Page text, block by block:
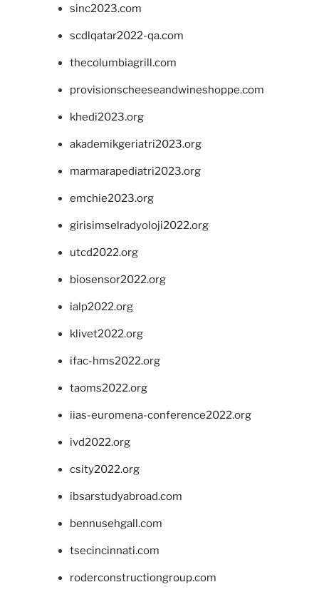
sinc2023.com
scdlqatar2022-qa.com
thecolumbiagrill.com
provisionscheeseandwineshoppe.com
khedi2023.org
akademikgeriatri2023.org
marmarapediatri2023.org
emchie2023.org
girisimselradyoloji2022.org
utcd2022.org
biosensor2022.org
ialp2022.org
klivet2022.org
ifac-hms2022.org
taoms2022.org
iias-euromena-conference2022.org
ivd2022.org
csity2022.org
ibsarstudyabroad.com
bennusehgall.com
tsecincinnati.com
roderconstructiongroup.com